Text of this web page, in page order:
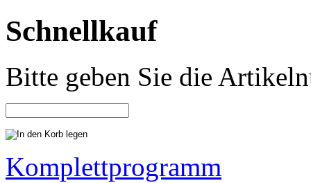
Schnellkauf
Bitte geben Sie die
Komplettprogramm